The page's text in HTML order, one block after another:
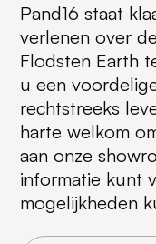
Pand16 staat
verlenen over
Flodsten Earth
u een
rechtstreeks
harte welkom
aan onze
informatie kunt
mogelijkheden